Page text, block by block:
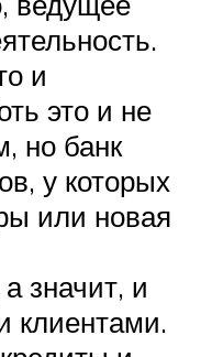
и
это и не
но банк
у которых
или новая
значит, и
клиентами.